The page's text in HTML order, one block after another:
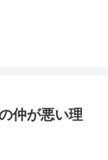
仲が悪い理